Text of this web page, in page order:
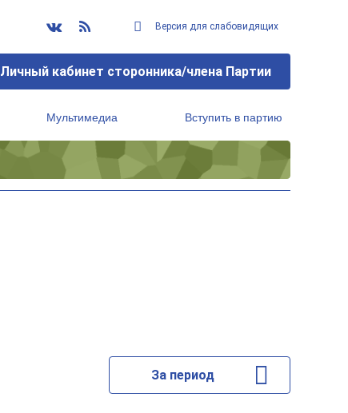
Версия для слабовидящих
Личный кабинет сторонника/члена Партии
Мультимедиа Вступить в партию
За период